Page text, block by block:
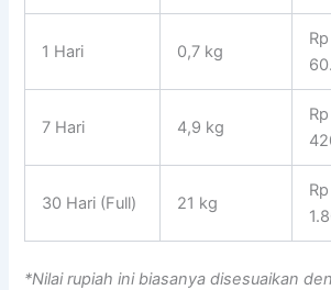
1 Hari 0,7 kg
7 Hari 4,9 kg
30 Hari (Full) 21 kg
*Nilai rupiah ini biasanya disesuaikan